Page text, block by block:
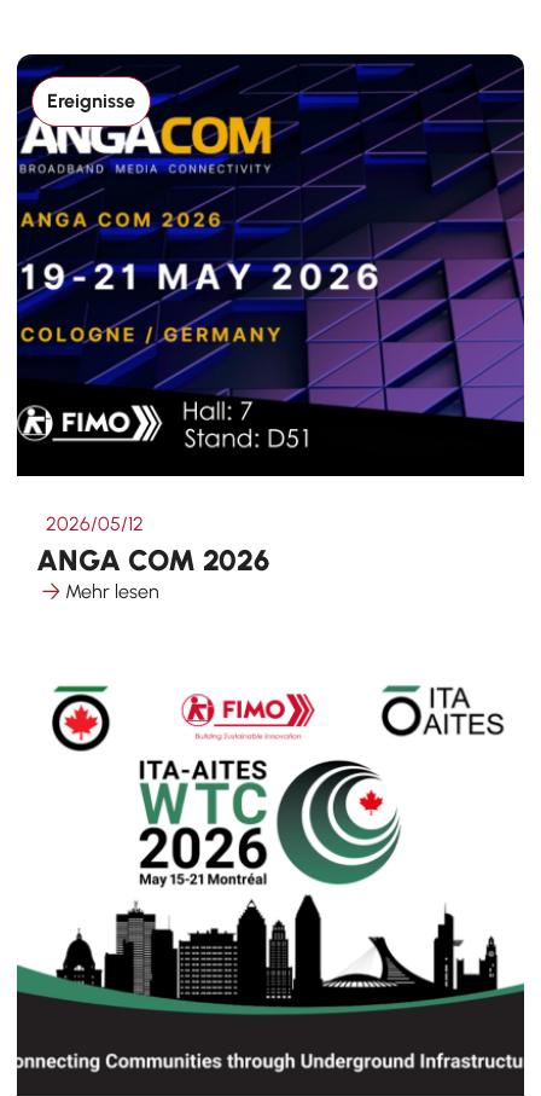
Ereignisse
2026/05/12
ANGA COM 2026
Mehr lesen